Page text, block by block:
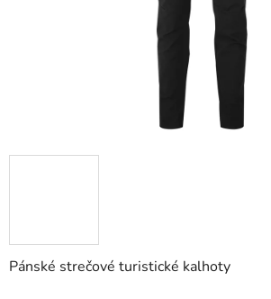
Pánské strečové turistické kalhoty